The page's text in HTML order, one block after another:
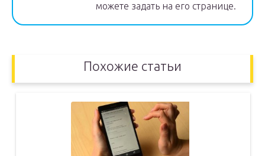
можете задать на его странице.
Похожие статьи